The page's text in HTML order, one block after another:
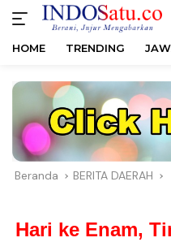
konten
HOME TRENDING
Beranda BERITA DAERAH
Hari ke Enam,